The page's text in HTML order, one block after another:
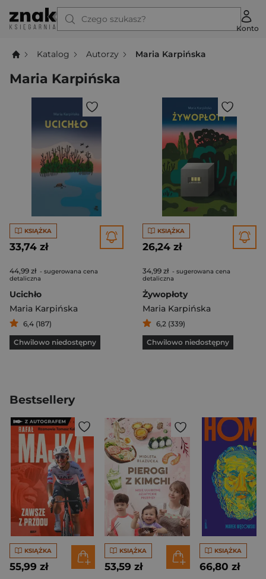
Czego szukasz?
Konto
Katalog Autorzy Maria Karpińska
Maria Karpińska
KSIĄŻKA
33,74 zł
44,99 zł - sugerowana cena
detaliczna
Ucichło
Maria Karpińska
6,4 (187)
Chwilowo niedostępny
KSIĄŻKA
26,24 zł
34,99 zł - sugerowana cena
detaliczna
Żywopłoty
Maria Karpińska
6,2 (339)
Chwilowo niedostępny
Bestsellery
KSIĄŻKA
55,99 zł
KSIĄŻKA
53,59 zł
KSIĄŻKA
66,80 zł